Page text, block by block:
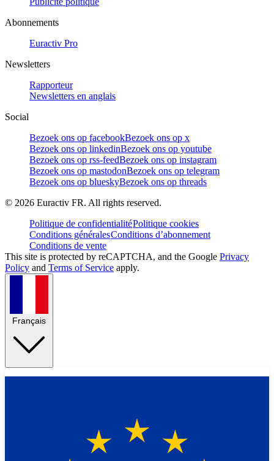
Abonnements
Euractiv Pro
Newsletters
Rapporteur
Newsletters en anglais
Social
Bezoek ons op facebookBezoek ons op x
Bezoek ons op linkedinBezoek ons op youtube
Bezoek ons op rss-feedBezoek ons op instagram
Bezoek ons op mastodonBezoek ons op telegram
Bezoek ons op blueskyBezoek ons op threads
© 2026 Euractiv FR. All rights reserved.
Politique de confidentialitéPolitique cookies
Conditions généralesConditions d’abonnement
Conditions de vente
This site is protected by reCAPTCHA, and the Google Privacy
Policy and Terms of Service apply.
Français